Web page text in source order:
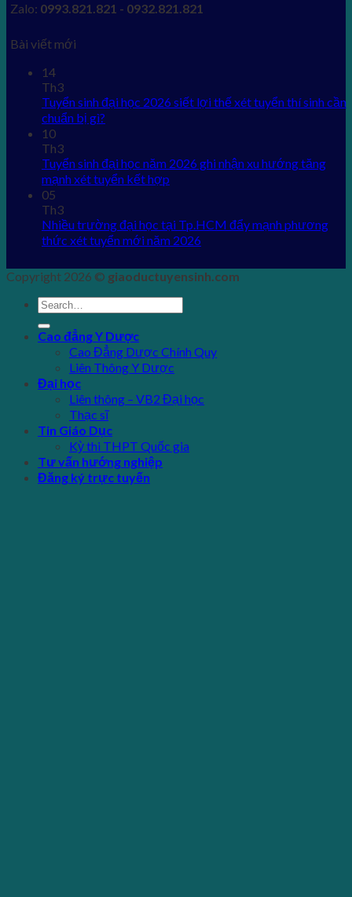
Zalo: 0993.821.821 - 0932.821.821
Bài viết mới
14
Th3
Tuyển sinh đại học 2026 siết lợi thế xét tuyển thí sinh cần
chuẩn bị gì?
10
Th3
Tuyển sinh đại học năm 2026 ghi nhận xu hướng tăng
mạnh xét tuyển kết hợp
05
Th3
Nhiều trường đại học tại Tp.HCM đẩy mạnh phương
thức xét tuyển mới năm 2026
Copyright 2026 © giaoductuyensinh.com
Cao đẳng Y Dược
Cao Đẳng Dược Chính Quy
Liên Thông Y Dược
Đại học
Liên thông – VB2 Đại học
Thạc sĩ
Tin Giáo Dục
Kỳ thi THPT Quốc gia
Tư vấn hướng nghiệp
Đăng ký trực tuyến